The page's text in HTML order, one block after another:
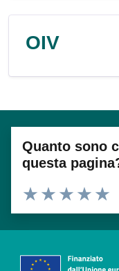
OIV
Quanto sono
questa